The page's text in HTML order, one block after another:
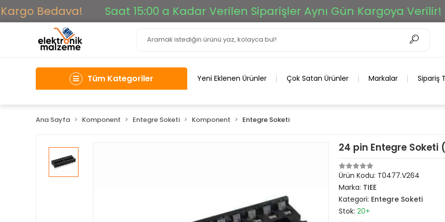
Bedava! Saat 15:00 a Kadar Verilen Siparişler Aynı Gün Kargoya Verilir!
Tüm Kategoriler Yeni Eklenen Ürünler Çok Satan Ürünler Markalar Sipariş
Ana Sayfa Komponent Entegre Soketi Komponent Entegre Soketi
24 pin Entegre Soketi
Ürün Kodu: T0477.V264
Marka: TIEE
Kategori: Entegre Soketi
Stok: 20+